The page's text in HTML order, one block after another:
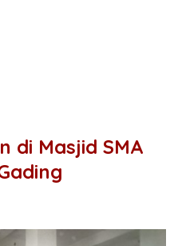
di Masjid SMA